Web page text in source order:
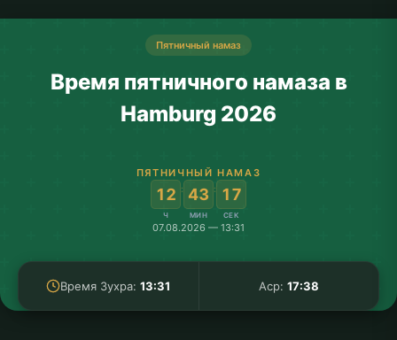
Пятничный намаз
Время пятничного намаза в
Hamburg 2026
ПЯТНИЧНЫЙ НАМАЗ
12
Ч
: 43
МИН
: 17
СЕК
07.08.2026 — 13:31
Время Зухра:13:31 Аср: 17:38